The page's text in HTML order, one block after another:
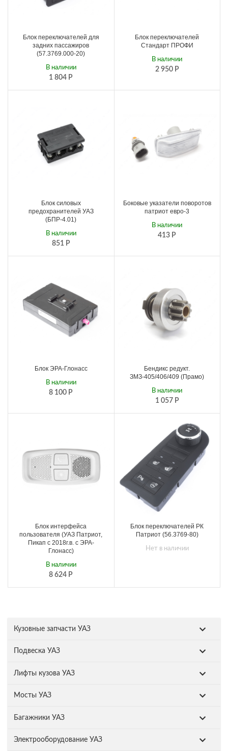
Кузовные запчасти УАЗ
Подвеска УАЗ
Лифты кузова УАЗ
Мосты УАЗ
Багажники УАЗ
Электрооборудование УАЗ
Блок переключателей для
задних пассажиров
(57.3769.000-20)
1 804 Р
В наличии
Блок переключателей
Стандарт ПРОФИ
2 950 Р
В наличии
Блок силовых
предохранителей УАЗ
(БПР-4.01)
851 Р
В наличии
Боковые указатели поворотов
патриот евро-3
413 Р
В наличии
Блок ЭРА-Глонасс
8 100 Р
В наличии
Бендикс редукт.
ЗМЗ-405/406/409 (Прамо)
1 057 Р
В наличии
Блок интерфейса
пользователя (УАЗ Патриот,
Пикап с 2018г.в. с ЭРА-
Глонасс)
8 624 Р
В наличии
Блок переключателей РК
Патриот (56.3769-80)
Нет в наличии